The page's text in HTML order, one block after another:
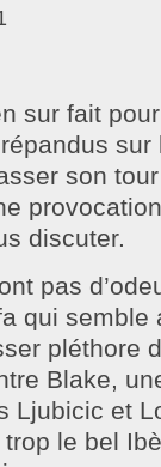
sur fait
sur
son
discuter.
pas
qui
pléthore
Blake,
Ljubicic et
le bel